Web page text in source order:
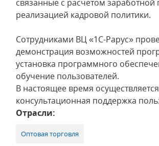
связанные с расчетом заработной
реализацией кадровой политики.
Сотрудниками ВЦ «1С-Рарус»
демонстрация возможностей
установка программного
обучение пользователей.
В настоящее время осуществляется
консультационная поддержка
Отрасли:
Оптовая торговля